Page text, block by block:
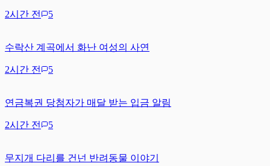
2시간 전 5
수락산 계곡에서 화난 여성의 사연
2시간 전 5
연금복권 당첨자가 매달 받는 입금 알림
2시간 전 5
무지개 다리를 건넌 반려동물 이야기